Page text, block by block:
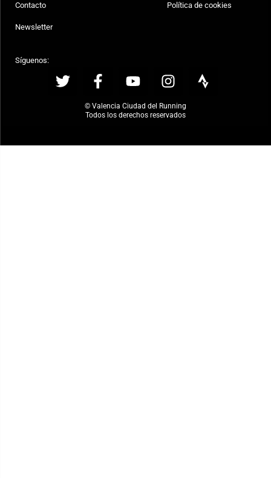
Contacto
Newsletter
Política de cookies
Síguenos:
© Valencia Ciudad del Running
Todos los derechos reservados